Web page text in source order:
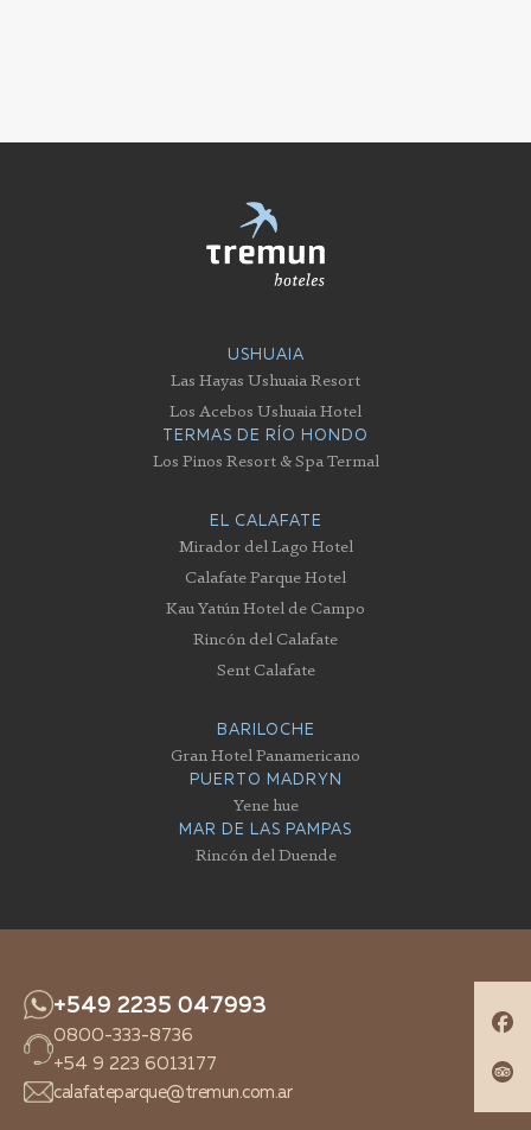
USHUAIA
Las Hayas Ushuaia Resort
Los Acebos Ushuaia Hotel
TERMAS DE RÍO HONDO
Los Pinos Resort & Spa Termal
EL CALAFATE
Mirador del Lago Hotel
Calafate Parque Hotel
Kau Yatún Hotel de Campo
Rincón del Calafate
Sent Calafate
BARILOCHE
Gran Hotel Panamericano
PUERTO MADRYN
Yene hue
MAR DE LAS PAMPAS
Rincón del Duende
+549 2235 047993
0800-333-8736
+54 9 223 6013177
calafateparque@tremun.com.ar